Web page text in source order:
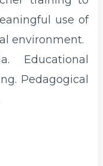
use of
environment.
Educational
Pedagogical